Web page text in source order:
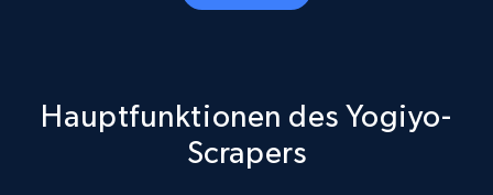
price, Currency, Availability, Reviews count, and
Hauptfunktionen des Yogiyo-
Scrapers